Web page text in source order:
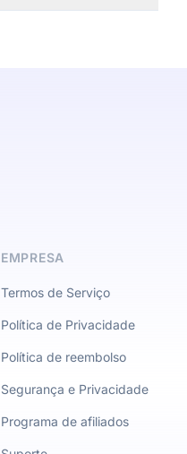
EMPRESA
Termos de Serviço
Política de Privacidade
Política de reembolso
Segurança e Privacidade
Programa de afiliados